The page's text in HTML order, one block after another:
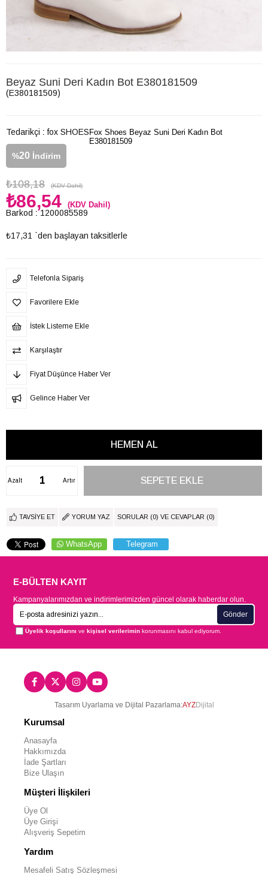
Beyaz Suni Deri Kadın Bot E380181509
(E380181509)
Tedarikçi : fox SHOES
%20 İndirim
₺108,18 (KDV Dahil)
₺86,54 (KDV Dahil)
Barkod : 1200085589
₺17,31 `den başlayan taksitlerle
Fox Shoes Beyaz Suni Deri Kadın Bot
E380181509
Telefonla Sipariş
Favorilere Ekle
İstek Listeme Ekle
Karşılaştır
Fiyat Düşünce Haber Ver
Gelince Haber Ver
Artır
Azalt
TAVSIYE ET YORUM YAZ SORULAR (0) VE CEVAPLAR (0)
WhatsApp Telegram
E-BÜLTEN KAYIT
Kampanyalarımızdan ve indirimlerimizden güncel olarak haberdar olun.
Gönder
Üyelik koşullarını vekişisel verilerimin korunmasını kabul ediyorum.
Tasarım Uyarlama ve Dijital Pazarlama:AYZDijital
Kurumsal
Anasayfa
Hakkımızda
İade Şartları
Bize Ulaşın
Müşteri İlişkileri
Üye Ol
Üye Girişi
Alışveriş Sepetim
Yardım
Mesafeli Satış Sözleşmesi